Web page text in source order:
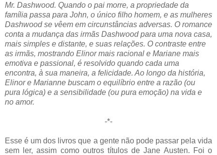
Mr. Dashwood. Quando o pai morre, a propriedade da
família passa para John, o único filho homem, e as mulheres
Dashwood se vêem em circunstâncias adversas. O romance
conta a mudança das irmãs Dashwood para uma nova casa,
mais simples e distante, e suas relações. O contraste entre
as irmãs, mostrando Elinor mais racional e Mariane mais
emotiva e passional, é resolvido quando cada uma
encontra, à sua maneira, a felicidade. Ao longo da história,
Elinor e Marianne buscam o equilíbrio entre a razão (ou
pura lógica) e a sensibilidade (ou pura emoção) na vida e
no amor.
-*-
Esse é um dos livros que a gente não pode passar pela vida
sem ler, assim como outros títulos de Jane Austen. Foi o